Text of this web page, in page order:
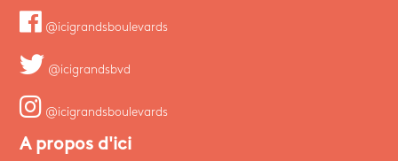
@icigrandsboulevards
@icigrandsbvd
@icigrandsboulevards
A propos d'ici